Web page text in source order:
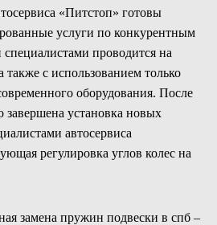
«Питстоп» готовы
услуги по конкурентным
проводится на
также с использованием только
оборудования. После
завершена установка новых
автосервиса
регулировка углов колес на
замена пружин подвески в спб –